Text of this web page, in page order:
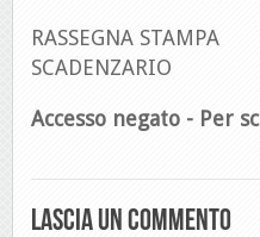
RASSEGNA STAMPA
SCADENZARIO
Accesso negato - Per
Lascia un commento